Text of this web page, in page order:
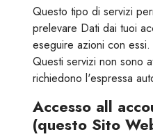
Questo tipo di servizi
prelevare Dati dai tuoi
eseguire azioni con essi.
Questi servizi non sono
richiedono l'espressa
Accesso all
(questo Sito